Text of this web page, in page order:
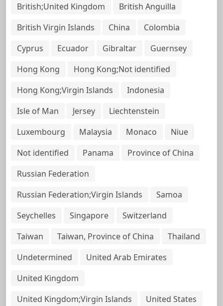
British;United Kingdom
British Anguilla
British Virgin Islands
China
Colombia
Cyprus
Ecuador Gibraltar
Guernsey
Hong Kong
Hong Kong;Not identified
Hong Kong;Virgin Islands
Indonesia
Isle of Man
Jersey
Liechtenstein
Luxembourg
Malaysia Monaco
Niue
Not identified
Panama
Province of China
Russian Federation
Russian Federation;Virgin Islands
Samoa
Seychelles
Singapore
Switzerland
Taiwan
Taiwan, Province of China
Thailand
Undetermined
United Arab Emirates
United Kingdom
United Kingdom;Virgin Islands
United States